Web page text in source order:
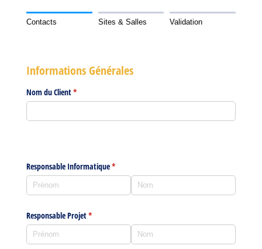
Contacts Sites & Salles Validation
Informations Générales
Nom du Client*
(requis)
Responsable Informatique*
(requis)
Responsable Projet*
(requis)